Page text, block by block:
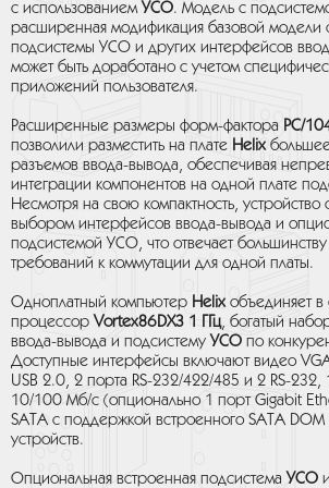
с использованиемУСО. Модель с
расширенная модификация базовой модели
подсистемы УСО и других интерфейсов
может быть доработано с учетом
приложений пользователя.
Расширенные размеры форм-фактора PC/
позволили разместить на плате Helixбольшее
разъемов ввода-вывода, обеспечивая
интеграции компонентов на одной плате
Несмотря на свою компактность, устройство
выбором интерфейсов ввода-вывода и
подсистемой УСО, что отвечает
требований к коммутации для одной платы.
Одноплатный компьютер Helixобъединяет в
процессор Vortex86DX3 1 ГГц, богатый
ввода-вывода и подсистему УСО по
Доступные интерфейсы включают видео
USB 2.0, 2 порта RS-232/422/485 и 2 RS-232,
10/100 Мб/с (опционально 1 порт Gigabit
SATA с поддержкой встроенного SATA
устройств.
Опциональная встроенная подсистема УСО